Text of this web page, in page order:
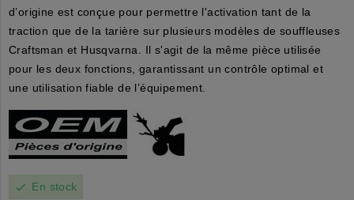
d’origine est conçue pour permettre l'activation tant de la
traction que de la tarière sur plusieurs modèles de souffleuses
Craftsman et Husqvarna. Il s'agit de la même pièce utilisée
pour les deux fonctions, garantissant un contrôle optimal et
une utilisation fiable de l’équipement.
check En stock